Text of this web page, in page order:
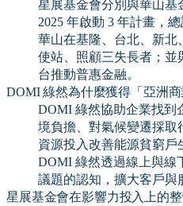
星展基金會分別與華山基
2025 年啟動 3 年計畫，
華山在基隆、台北、新北
使站、照顧三失長者；
台推動普惠金融。
DOMI 綠然為什麼獲得「亞洲
DOMI 綠然協助企業找到
境負擔、對氣候變遷採取
資源投入改善能源貧窮戶
DOMI 綠然透過線上與線
議題的認知，擴大客戶與
星展基金會在影響力投入上的